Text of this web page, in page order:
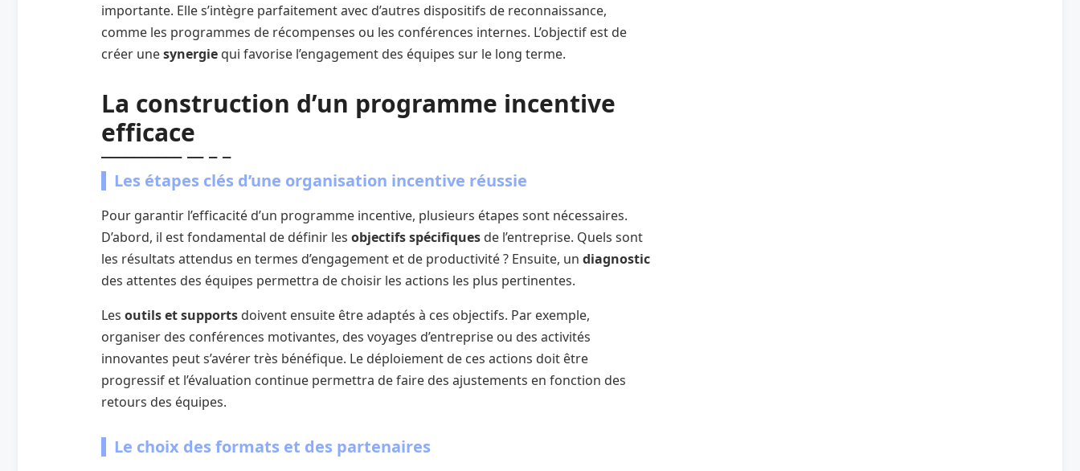
importante. Elle s’intègre parfaitement avec d’autres dispositifs de reconnaissance,
comme les programmes de récompenses ou les conférences internes. L’objectif est de
créer unesynergie qui favorise l’engagement des équipes sur le long terme.
La construction d’un programme incentive
efficace
Les étapes clés d’une organisation incentive réussie
Pour garantir l’efficacité d’un programme incentive, plusieurs étapes sont nécessaires.
D’abord, il est fondamental de définir les objectifs spécifiques de l’entreprise. Quels sont
les résultats attendus en termes d’engagement et de productivité ? Ensuite, un diagnostic
des attentes des équipes permettra de choisir les actions les plus pertinentes.
Les outils et supports doivent ensuite être adaptés à ces objectifs. Par exemple,
organiser des conférences motivantes, des voyages d’entreprise ou des activités
innovantes peut s’avérer très bénéfique. Le déploiement de ces actions doit être
progressif et l’évaluation continue permettra de faire des ajustements en fonction des
retours des équipes.
Le choix des formats et des partenaires